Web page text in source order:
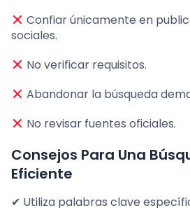
Confiar únicamente en
sociales.
No verificar requisitos.
Abandonar la búsqueda
No revisar fuentes oficiales.
Consejos Para Una
Eficiente
✔ Utiliza palabras clave